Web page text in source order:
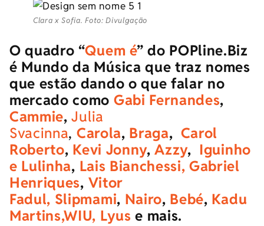
Clara x Sofia. Foto: Divulgação
O quadro “Quem é” do POPline.Biz
é Mundo da Música que traz nomes
que estão dando o que falar no
mercado como Gabi Fernandes,
Cammie,Julia
Svacinna, Carola, Braga, Carol
Roberto, Kevi Jonny,Azzy, Iguinho
e Lulinha, Lais Bianchessi, Gabriel
Henriques, Vitor
Fadul, Slipmami, Nairo, Bebé, Kadu
Martins,WIU, Lyus e mais.